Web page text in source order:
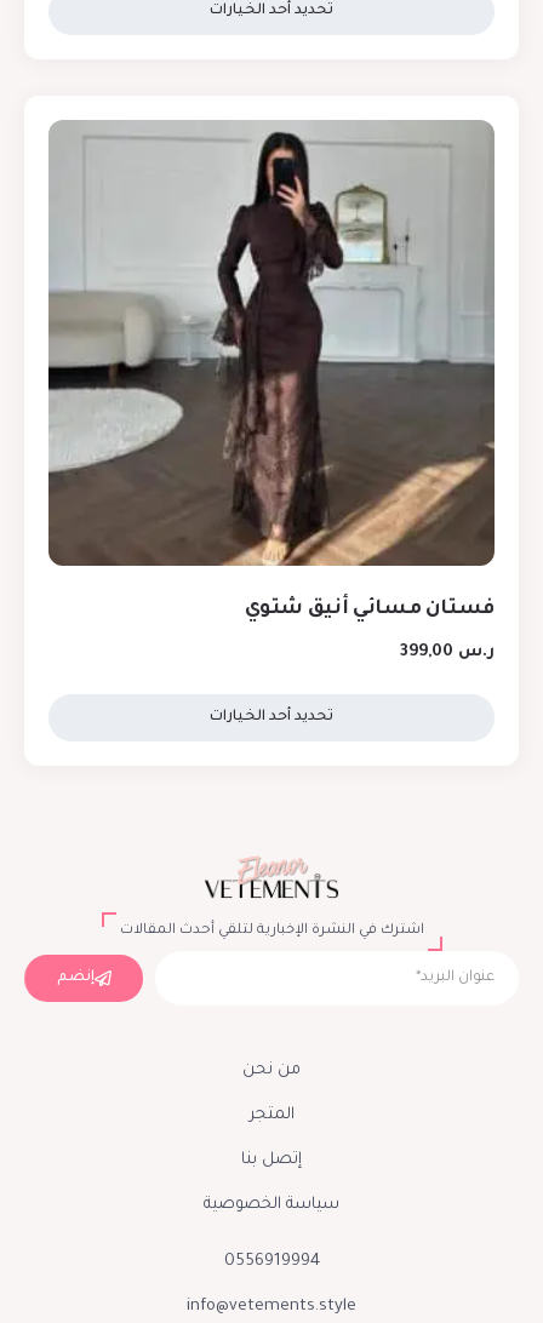
تحديد أحد الخيارات
فستان مسائي أنيق شتوي
ر.س
تحديد أحد الخيارات
اشترك في النشرة الإخبارية لتلقي أحدث المقالات
إنضم
من نحن
المتجر
إتصل بنا
سياسة الخصوصية
0556919994
info@vetements.style